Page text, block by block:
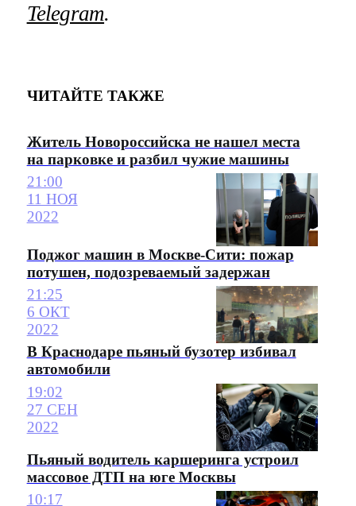
Telegram.
ЧИТАЙТЕ ТАКЖЕ
Житель Новороссийска не нашел места
на парковке и разбил чужие машины
21:00
11 НОЯ
2022
Поджог машин в Москве-Сити: пожар
потушен, подозреваемый задержан
21:25
6 ОКТ
2022
В Краснодаре пьяный бузотер избивал
автомобили
19:02
27 СЕН
2022
Пьяный водитель каршеринга устроил
массовое ДТП на юге Москвы
10:17